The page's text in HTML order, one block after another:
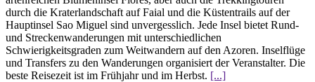
durch die Kraterlandschaft auf Faial und die Küstentrails auf der
Hauptinsel Sao Miguel sind unvergesslich. Jede Insel bietet Rund-
und Streckenwanderungen mit unterschiedlichen
Schwierigkeitsgraden zum Weitwandern auf den Azoren. Inselflüge
und Transfers zu den Wanderungen organisiert der Veranstalter. Die
beste Reisezeit ist im Frühjahr und im Herbst. [...]